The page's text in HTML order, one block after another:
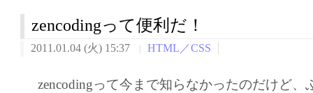
zencodingって便利だ！
2011.01.04 (火) 15:37 HTML／CSS
zencodingって今まで知らなかったのだけど、